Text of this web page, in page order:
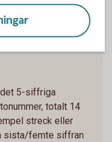
i de berörda
5-siffriga
totalt 14
streck eller
sista/femte siffran